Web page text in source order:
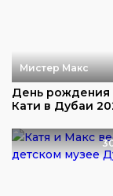
Мистер Макс
День рождения
Кати в Дубаи